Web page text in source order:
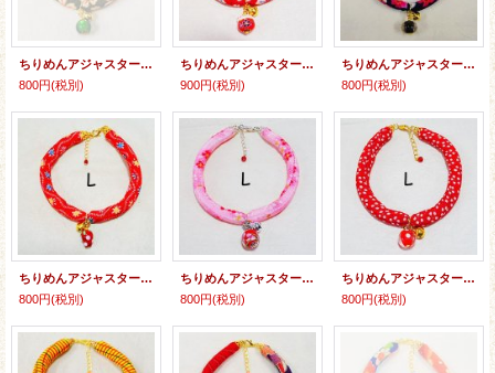
ちりめんアジャスター★とんぼ玉
800円(税別)
ちりめんアジャスター★招き猫
900円(税別)
ちりめんアジャスター★とんぼ玉
800円(税別)
ちりめんアジャスター★とんぼ玉（イチゴ）
800円(税別)
ちりめんアジャスター★とんぼ玉
800円(税別)
ちりめんアジャスター★とんぼ玉
800円(税別)